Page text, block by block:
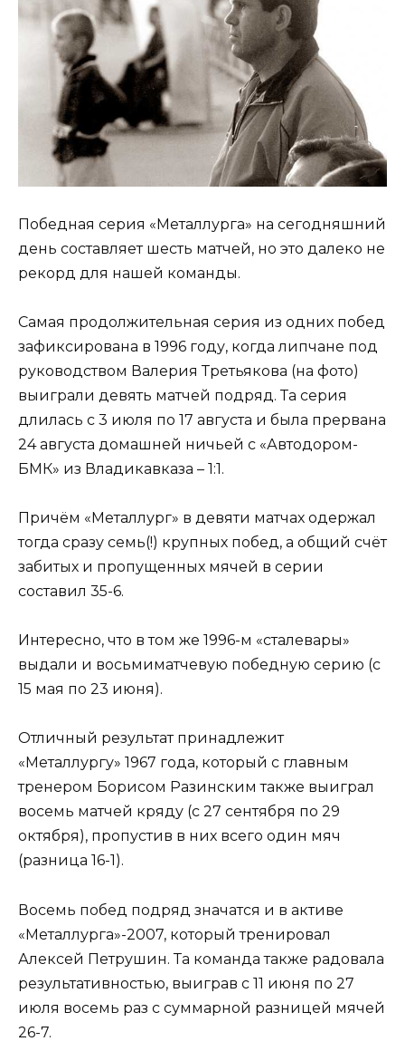
Победная серия «Металлурга» на сегодняшний
день составляет шесть матчей, но это далеко не
рекорд для нашей команды.
Самая продолжительная серия из одних побед
зафиксирована в 1996 году, когда липчане под
руководством Валерия Третьякова (на фото)
выиграли девять матчей подряд. Та серия
длилась с 3 июля по 17 августа и была прервана
24 августа домашней ничьей с «Автодором-
БМК» из Владикавказа – 1:1.
Причём «Металлург» в девяти матчах одержал
тогда сразу семь(!) крупных побед, а общий счёт
забитых и пропущенных мячей в серии
составил 35-6.
Интересно, что в том же 1996-м «сталевары»
выдали и восьмиматчевую победную серию (с
15 мая по 23 июня).
Отличный результат принадлежит
«Металлургу» 1967 года, который с главным
тренером Борисом Разинским также выиграл
восемь матчей кряду (с 27 сентября по 29
октября), пропустив в них всего один мяч
(разница 16-1).
Восемь побед подряд значатся и в активе
«Металлурга»-2007, который тренировал
Алексей Петрушин. Та команда также радовала
результативностью, выиграв с 11 июня по 27
июля восемь раз с суммарной разницей мячей
26-7.